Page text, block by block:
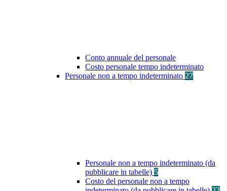
Conto annuale del personale
Costo personale tempo indeterminato
Personale non a tempo indeterminato 27
Personale non a tempo indeterminato (da
pubblicare in tabelle) 5
Costo del personale non a tempo